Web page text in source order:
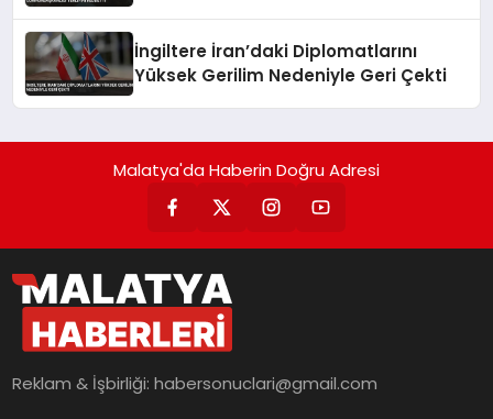
İngiltere İran’daki Diplomatlarını
Yüksek Gerilim Nedeniyle Geri Çekti
Malatya'da Haberin Doğru Adresi
Reklam & İşbirliği:habersonuclari@gmail.com